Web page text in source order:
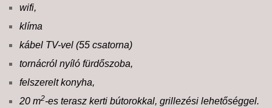
wifi,
klíma
kábel TV-vel (55 csatorna)
tornácról nyíló fürdőszoba,
felszerelt konyha,
20 m2-es terasz kerti bútorokkal, grillezési lehetőséggel.